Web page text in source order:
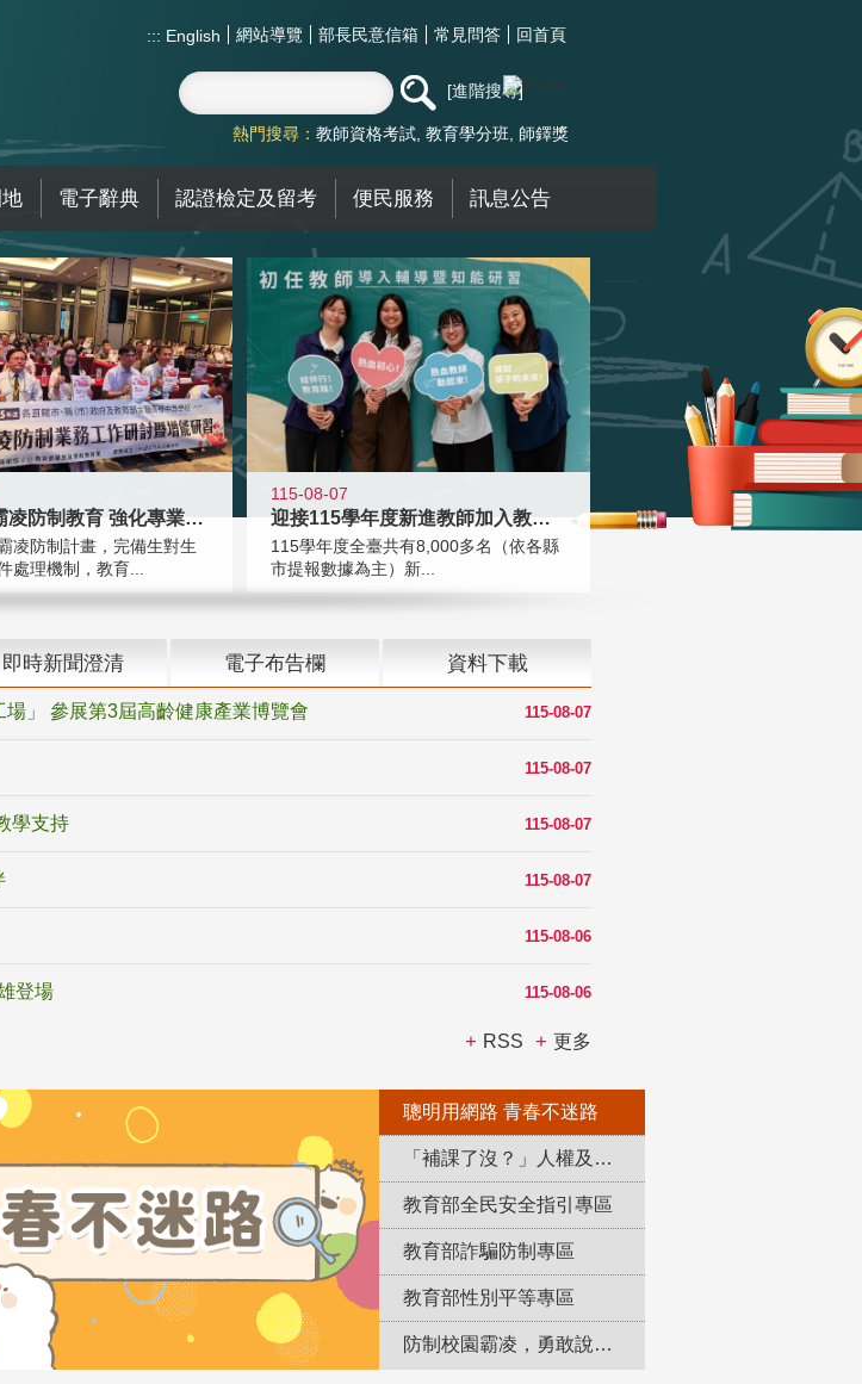
::: English 網站導覽 部長民意信箱 常見問答 回首頁
進階搜尋
熱門搜尋： 教師資格考試 教育學分班 師鐸獎
電子辭典 認證檢定及留考 便民服務 訊息公告
落實校園霸凌防制教育 強化專業知能
凌防制計畫，完備生對生
處理機制，教育...
115-08-07
迎接115學年度新進教師加入教育現
115學年度全臺共有8,000多名（依各縣
市提報數據為主）新...
即時新聞澄清 電子布告欄 資料下載
115-08-07
」 參展第3屆高齡健康產業博覽會
115-08-07
115-08-07
學支持
115-08-07
115-08-06
115-08-06
登場
RSS 更多
聰明用網路 青春不迷路
「補課了沒？」人權及轉型正義教育專區
教育部全民安全指引專區
教育部詐騙防制專區
教育部性別平等專區
防制校園霸凌，勇敢說出來！